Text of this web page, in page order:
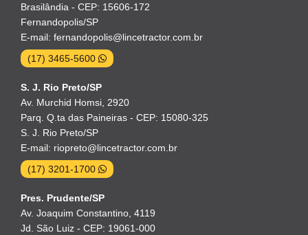
Brasilândia - CEP: 15606-172
Fernandopolis/SP
E-mail: fernandopolis@lincetractor.com.br
(17) 3465-5600
S. J. Rio Preto/SP
Av. Murchid Homsi, 2920
Parq. Q.ta das Paineiras - CEP: 15080-325
S. J. Rio Preto/SP
E-mail: riopreto@lincetractor.com.br
(17) 3201-1700
Pres. Prudente/SP
Av. Joaquim Constantino, 4119
Jd. São Luiz - CEP: 19061-000